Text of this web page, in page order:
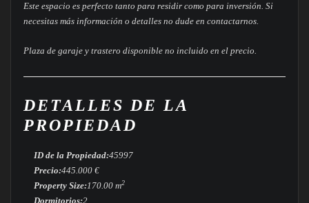
Este espacio es perfecto tanto para residir como para inversión. Si
necesitas más información o detalles no dude en contactarnos.
Plaza de garaje y trastero disponible no incluido en el precio.
DETALLES DE LA
PROPIEDAD
ID de la Propiedad:45997
Precio:445.000 €
Property Size:170.00 m2
Dormitorios:2